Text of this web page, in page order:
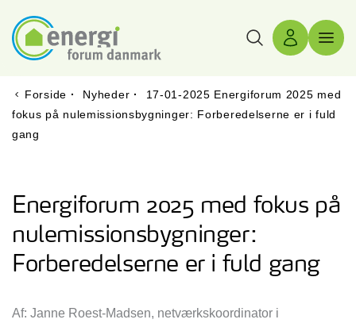
Søg Log ind
Forside · Nyheder ·
17-01-2025 Energiforum 2025 med
fokus på nulemissionsbygninger: Forberedelserne er i fuld
gang
Energiforum 2025 med fokus på
nulemissionsbygninger:
Forberedelserne er i fuld gang
Af: Janne Roest-Madsen, netværkskoordinator i